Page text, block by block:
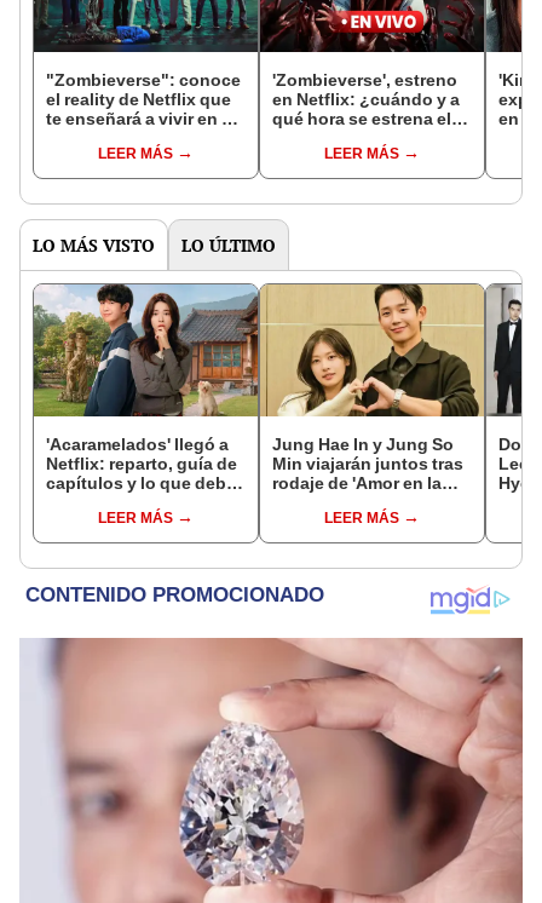
"Zombieverse": conoce
el reality de Netflix que
te enseñará a vivir en un
LEER MÁS
'Zombieverse', estreno
en Netflix: ¿cuándo y a
qué hora se estrena el
muertos vivientes?
LEER MÁS
en el
LO MÁS VISTO LO ÚLTIMO
'Acaramelados' llegó a
Netflix: reparto, guía de
capítulos y lo que debes
coreanaLEER MÁS
Jung Hae In y Jung So
Min viajarán juntos tras
rodaje de 'Amor en la
desatan rumor de
romance
LEER MÁS
Lee
Hye